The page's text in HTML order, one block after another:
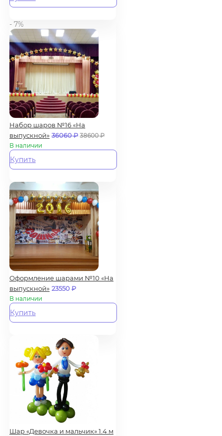
- 7%
Набор шаров №16 «На
выпускной» 36060₽ 38600₽
В наличии
Купить
Оформление шарами №10 «На
выпускной» 23550₽
В наличии
Купить
Шар «Девочка и мальчик» 1.4 м